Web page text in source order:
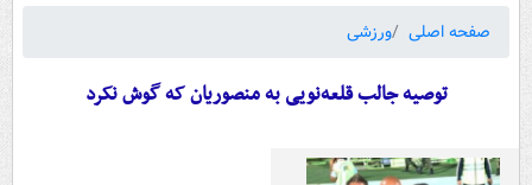
صفحه اصلی
ورزشی
توصیه جالب قلعه‌نویی به منصوریان که گوش نکرد